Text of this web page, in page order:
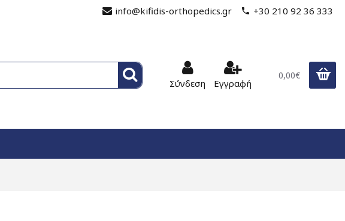
info@kifidis-orthopedics.gr +30 210 92 36 333
Σύνδεση Εγγραφή
0,00€